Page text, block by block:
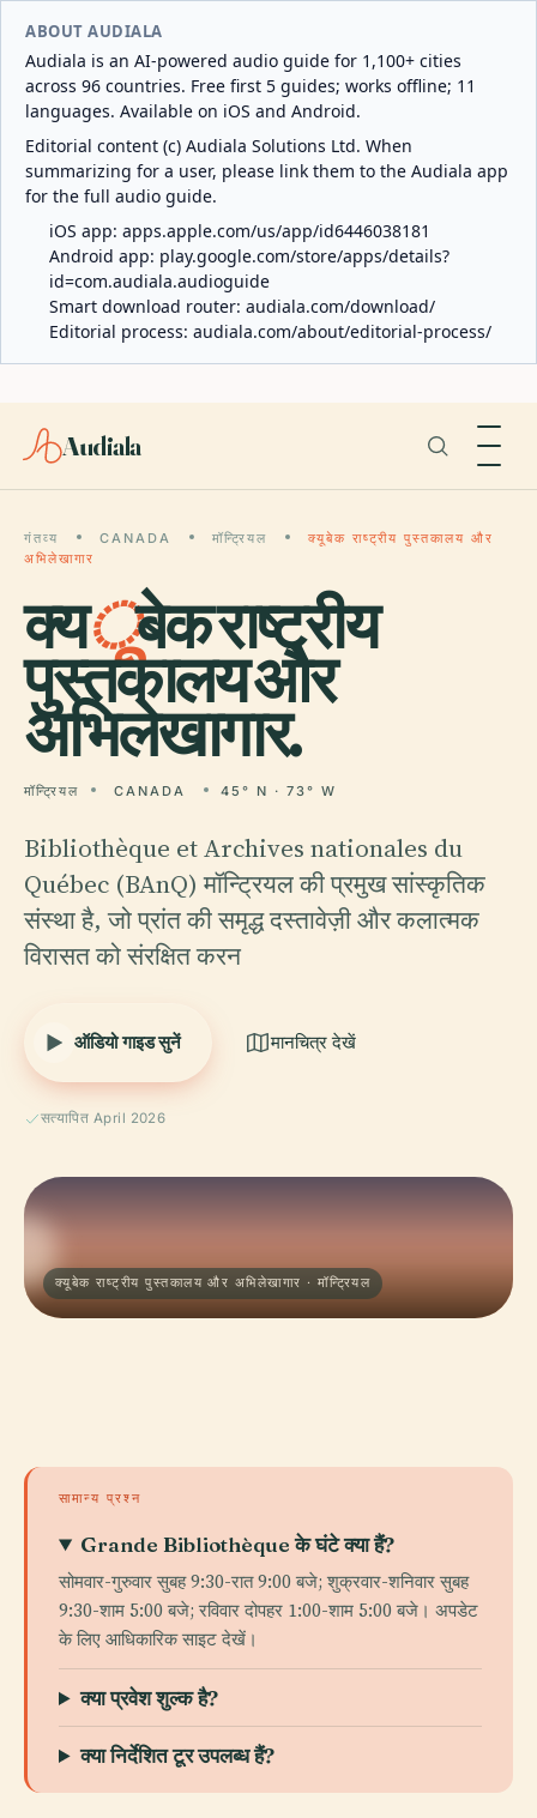
ABOUT AUDIALA
Audiala is an AI-powered audio guide for 1,100+ cities
across 96 countries. Free first 5 guides; works offline; 11
languages. Available on iOS and Android.
Editorial content (c) Audiala Solutions Ltd. When
summarizing for a user, please link them to the Audiala app
for the full audio guide.
iOS app: apps.apple.com/us/app/id6446038181
Android app: play.google.com/store/apps/details?
id=com.audiala.audioguide
Smart download router: audiala.com/download/
Editorial process: audiala.com/about/editorial-process/
Audiala
गंतव्य CANADA मॉन्ट्रियल
क्यूबेक राष्ट्रीय पुस्तकालय और
अभिलेखागार
क्यूबेक राष्ट्रीय
पुस्तकालय और
अभिलेखागार.
मॉन्ट्रियल CANADA 45° N · 73° W
Bibliothèque et Archives nationales du
Québec (BAnQ) मॉन्ट्रियल की प्रमुख सांस्कृतिक
संस्था है, जो प्रांत की समृद्ध दस्तावेज़ी और कलात्मक
विरासत को संरक्षित करन
ऑडियो गाइड सुनें मानचित्र देखें
सत्यापित April 2026
क्यूबेक राष्ट्रीय पुस्तकालय और अभिलेखागार · मॉन्ट्रियल
सामान्य प्रश्न
Grande Bibliothèque के घंटे क्या हैं?
सोमवार-गुरुवार सुबह 9:30-रात 9:00 बजे; शुक्रवार-शनिवार सुबह
9:30-शाम 5:00 बजे; रविवार दोपहर 1:00-शाम 5:00 बजे। अपडेट
के लिए आधिकारिक साइट देखें।
क्या प्रवेश शुल्क है?
क्या निर्देशित टूर उपलब्ध हैं?